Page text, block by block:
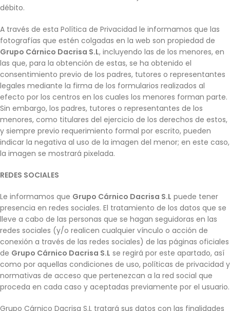
débito.
A través de esta Política de Privacidad le informamos que las
fotografías que estén colgadas en la web son propiedad de
Grupo Cárnico Dacrisa S.L, incluyendo las de los menores, en
las que, para la obtención de estas, se ha obtenido el
consentimiento previo de los padres, tutores o representantes
legales mediante la firma de los formularios realizados al
efecto por los centros en los cuales los menores forman parte.
Sin embargo, los padres, tutores o representantes de los
menores, como titulares del ejercicio de los derechos de estos,
y siempre previo requerimiento formal por escrito, pueden
indicar la negativa al uso de la imagen del menor; en este caso,
la imagen se mostrará pixelada.
REDES SOCIALES
Le informamos que Grupo Cárnico Dacrisa S.L puede tener
presencia en redes sociales. El tratamiento de los datos que se
lleve a cabo de las personas que se hagan seguidoras en las
redes sociales (y/o realicen cualquier vínculo o acción de
conexión a través de las redes sociales) de las páginas oficiales
de Grupo Cárnico Dacrisa S.L se regirá por este apartado, así
como por aquellas condiciones de uso, políticas de privacidad y
normativas de acceso que pertenezcan a la red social que
proceda en cada caso y aceptadas previamente por el usuario.
Grupo Cárnico Dacrisa S.L tratará sus datos con las finalidades